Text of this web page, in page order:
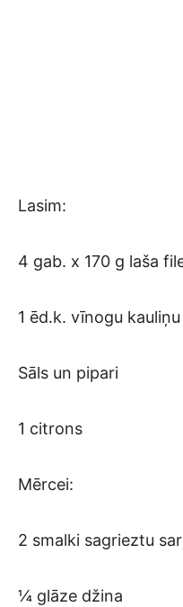
Lasim:
4 gab. x 170 g laša
1 ēd.k. vīnogu
Sāls un pipari
1 citrons
Mērcei:
2 smalki sagrieztu
¼ glāze džina